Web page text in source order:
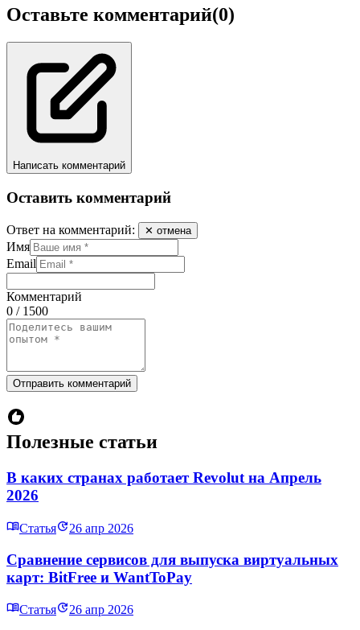
Оставьте комментарий(0)
Написать комментарий
Оставить комментарий
Ответ на комментарий: ✕ отмена
Имя
Email
Комментарий
0 / 1500
Отправить комментарий
Полезные статьи
В каких странах работает Revolut на Апрель
2026
Статья 26 апр 2026
Сравнение сервисов для выпуска виртуальных
карт: BitFree и WantToPay
Статья 26 апр 2026